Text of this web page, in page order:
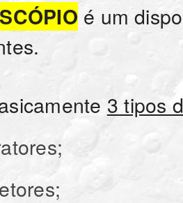
é um
3 tipos